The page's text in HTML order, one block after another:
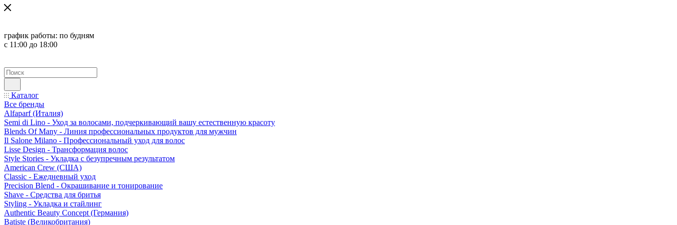
график работы: по будням
с 11:00 до 18:00
Каталог
Все бренды
Alfaparf (Италия)
Semi di Lino - Уход за волосами, подчеркивающий вашу естественную красоту
Blends Of Many - Линия профессиональных продуктов для мужчин
Il Salone Milano - Профессиональный уход для волос
Lisse Design - Трансформация волос
Style Stories - Укладка с безупречным результатом
American Crew (США)
Classic - Ежедневный уход
Precision Blend - Окрашивание и тонирование
Shave - Средства для бритья
Styling - Укладка и стайлинг
Authentic Beauty Concept (Германия)
Batiste (Великобритания)